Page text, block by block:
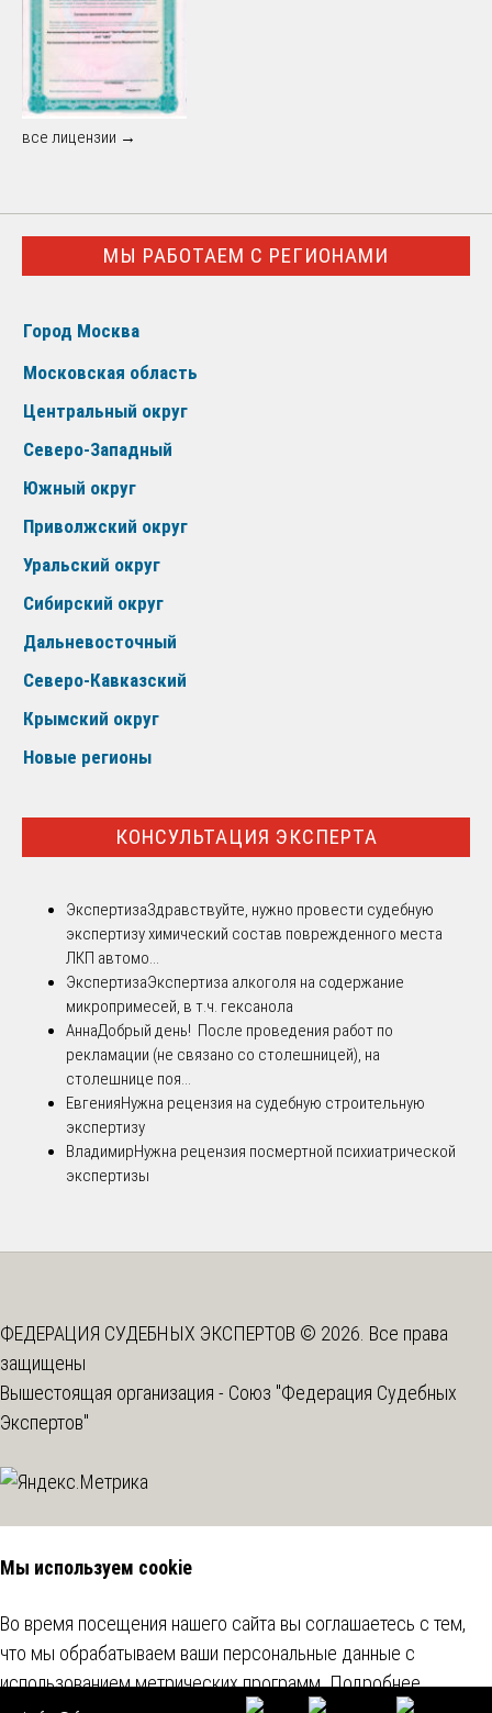
все лицензии →
МЫ РАБОТАЕМ С РЕГИОНАМИ
Город Москва
Московская область
Центральный округ
Северо-Западный
Южный округ
Приволжский округ
Уральский округ
Сибирский округ
Дальневосточный
Северо-Кавказский
Крымский округ
Новые регионы
КОНСУЛЬТАЦИЯ ЭКСПЕРТА
ЭкспертизаЗдравствуйте, нужно провести судебную
экспертизу химический состав поврежденного места
ЛКП автомо...
ЭкспертизаЭкспертиза алкоголя на содержание
микропримесей, в т.ч. гексанола
АннаДобрый день! После проведения работ по
рекламации (не связано со столешницей), на
столешнице поя...
ЕвгенияНужна рецензия на судебную строительную
экспертизу
ВладимирНужна рецензия посмертной психиатрической
экспертизы
ФЕДЕРАЦИЯ СУДЕБНЫХ ЭКСПЕРТОВ © 2026. Все права
защищены
Вышестоящая организация - Союз "Федерация Судебных
Экспертов"
Мы используем cookie
Во время посещения нашего сайта вы соглашаетесь с тем,
что мы обрабатываем ваши персональные данные с
использованием метрических программ.Подробнее